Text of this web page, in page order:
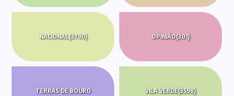
NACIONAL(3790) OPINIÃO(301)
TERRAS DE BOURO
VILA VERDE(3598)